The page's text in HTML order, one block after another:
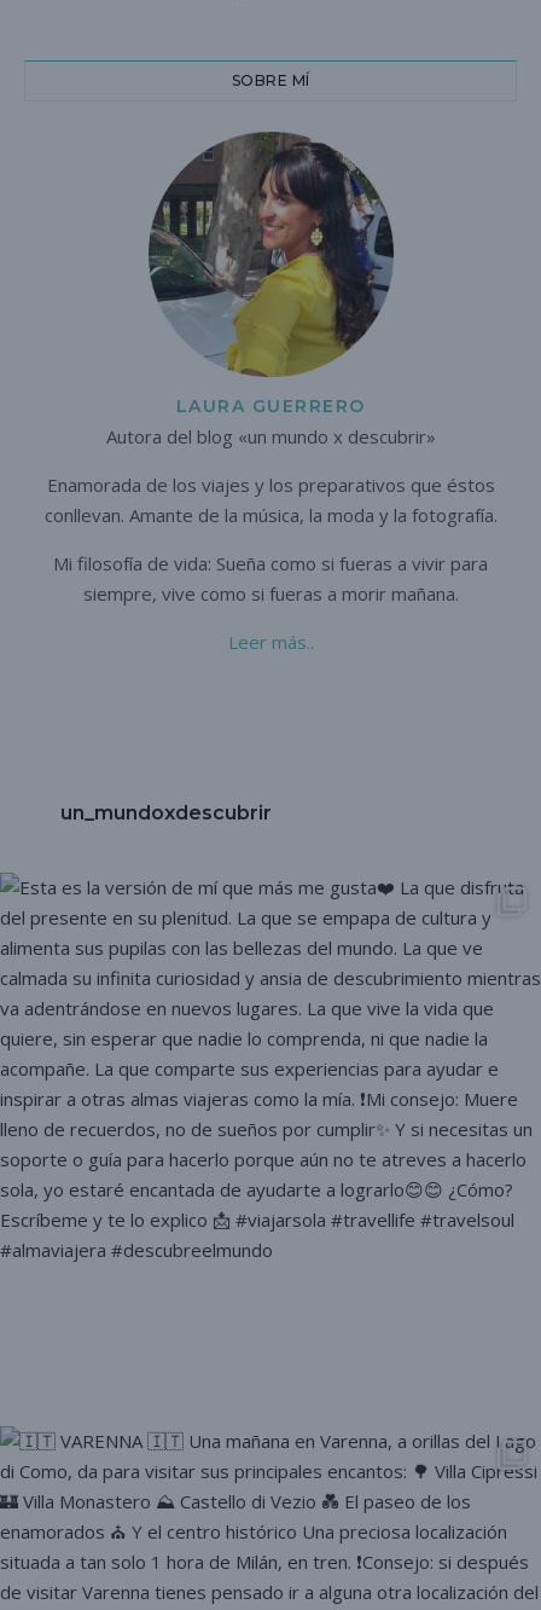
SOBRE MÍ
LAURA GUERRERO
Autora del blog «un mundo x descubrir»
Enamorada de los viajes y los preparativos que éstos
conllevan. Amante de la música, la moda y la fotografía.
Mi filosofía de vida: Sueña como si fueras a vivir para
siempre, vive como si fueras a morir mañana.
Leer más..
un_mundoxdescubrir